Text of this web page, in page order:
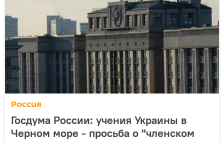
Россия
Госдума России: учения Украины в
Черном море - просьба о "членском